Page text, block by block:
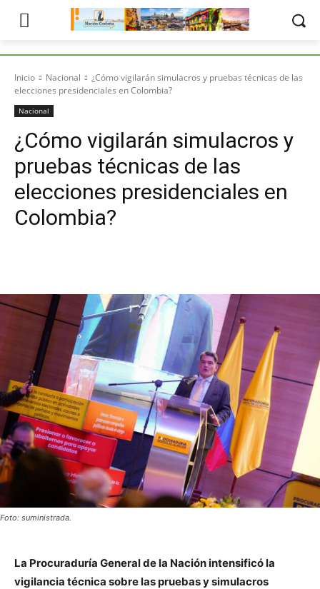
Inicio Nacional
¿Cómo vigilarán simulacros y pruebas técnicas de las
elecciones presidenciales en Colombia?
Nacional
¿Cómo vigilarán simulacros y
pruebas técnicas de las
elecciones presidenciales en
Colombia?
Foto: suministrada.
La Procuraduría General de la Nación intensificó la
vigilancia técnica sobre las pruebas y simulacros